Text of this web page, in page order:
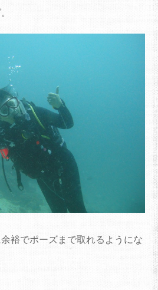
余裕でポーズまで取れるようにな